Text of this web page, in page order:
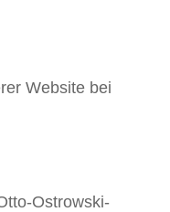
Website bei
Ostrowski-